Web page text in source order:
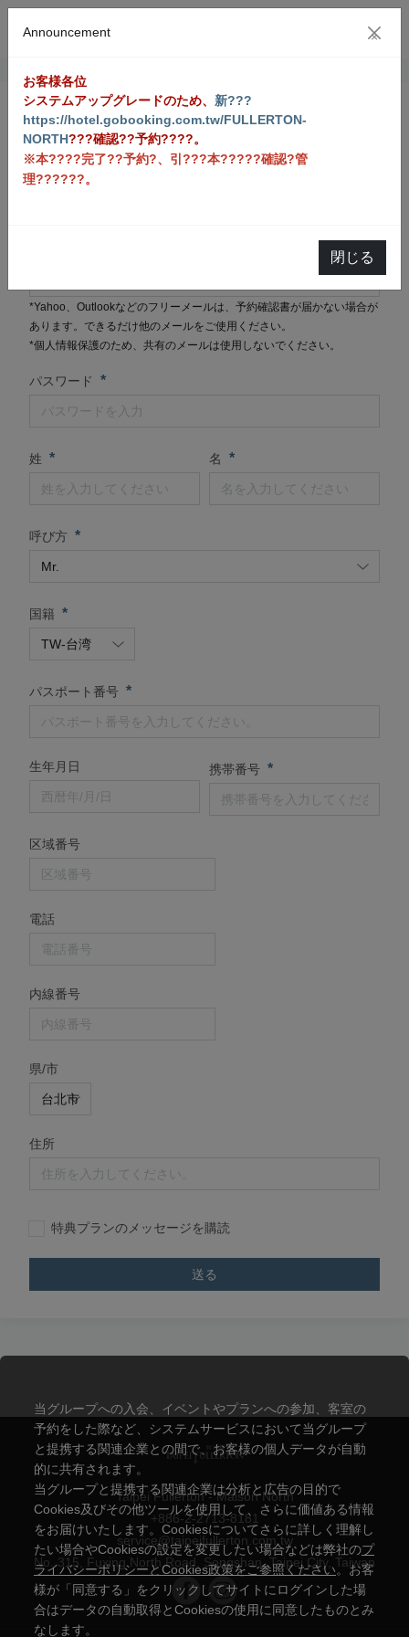
新規会員登録
*Yahoo、Outlookなどのフリーメールは、予約確認書が届かない場合が
あります。できるだけ他のメールをご使用ください。
*個人情報保護のため、共有のメールは使用しないでください。
パスワード *
姓 * 名 *
呼び方 *
国籍 *
パスポート番号 *
生年月日 携帯番号 *
区域番号
電話
内線番号
県/市
住所
特典プランのメッセージを購読
送る
Taipei Fullerton - Maison North
+886-2-2713-8181
service@taipeifullerton.com.tw
No. 315, Fuxing North Road, Songshan, Taipei City, Taiwan
Announcement ×
お客様各位
システムアップグレードのため、 新???
https://hotel.gobooking.com.tw/FULLERTON-
NORTH???確認??予約????。
※本????完了??予約?、引???本?????確認?管
理??????。
閉じる
当グループへの入会、イベントやプランへの参加、客室の
予約をした際など、システムサービスにおいて当グループ
と提携する関連企業との間で、お客様の個人データが自動
的に共有されます。
当グループと提携する関連企業は分析と広告の目的で
Cookies及びその他ツールを使用して、さらに価値ある情報
をお届けいたします。Cookiesについてさらに詳しく理解し
たい場合やCookiesの設定を変更したい場合などは弊社のプ
ライバシーポリシーとCookies政策をご参照ください。お客
様が「同意する」をクリックしてサイトにログインした場
合はデータの自動取得とCookiesの使用に同意したものとみ
なします。